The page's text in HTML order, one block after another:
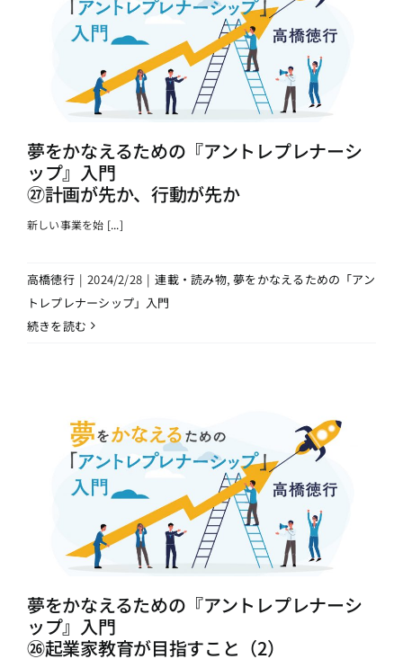
夢をかなえるための『アントレプレナーシ
ップ』入門
㉗計画が先か、行動が先か
新しい事業を始 [...]
高橋徳行 | 2024/2/28 | 連載・読み物,夢をかなえるための「アン
トレプレナーシップ」入門
続きを読む
夢をかなえるための『アントレプレナーシ
ップ』入門
㉖起業家教育が目指すこと（2）